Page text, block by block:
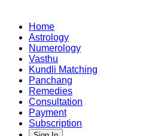
Home
Astrology
Numerology
Vasthu
Kundli Matching
Panchang
Remedies
Consultation
Payment
Subscription